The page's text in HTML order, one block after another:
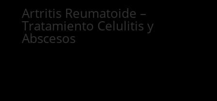
Artritis Reumatoide –
Tratamiento Celulitis y
Abscesos